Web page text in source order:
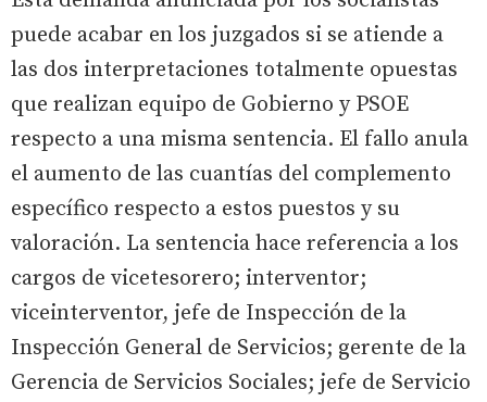
puede acabar en los juzgados si se atiende a
las dos interpretaciones totalmente opuestas
que realizan equipo de Gobierno y PSOE
respecto a una misma sentencia. El fallo anula
el aumento de las cuantías del complemento
específico respecto a estos puestos y su
valoración. La sentencia hace referencia a los
cargos de vicetesorero; interventor;
viceinterventor, jefe de Inspección de la
Inspección General de Servicios; gerente de la
Gerencia de Servicios Sociales; jefe de Servicio